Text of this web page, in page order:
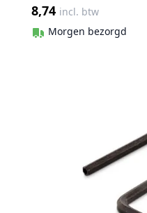
8,74 incl. btw
Morgen bezorgd